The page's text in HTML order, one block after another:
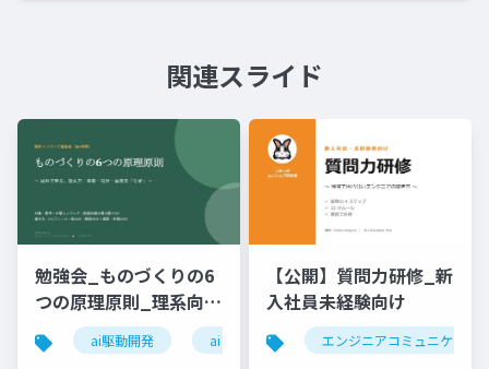
関連スライド
勉強会_ものづくりの6
つの原理原則_理系向け
6時間_2026_05_24_
石黒友季子
ai駆動開発 ai
【公開】質問力研修_新
入社員未経験向け
エンジニアコミュニケーシ